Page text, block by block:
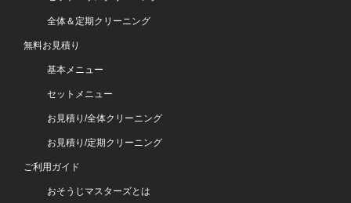
全体＆定期クリーニング
無料お見積り
基本メニュー
セットメニュー
お見積り/全体クリーニング
お見積り/定期クリーニング
ご利用ガイド
おそうじマスターズとは